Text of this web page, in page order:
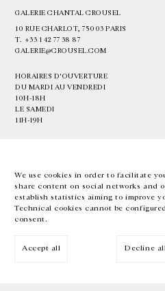
We use cookies in order to facilitate
share content on social networks and
establish statistics aiming to improve
Technical cookies cannot be
consent.
Accept all Decline
GALERIE CHANTAL CROUSEL
10 RUE CHARLOT, 75003 PARIS
T. +33 1 42 77 38 87
GALERIE@CROUSEL.COM
HORAIRES D'OUVERTURE
DU MARDI AU VENDREDI
10H-18H
LE SAMEDI
11H-19H
EN FR 中文 Facebook Instagram
Inscrivez-vous à notre newsletter